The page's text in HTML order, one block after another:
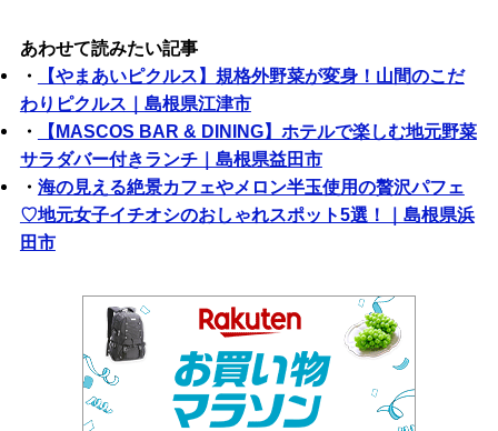
あわせて読みたい記事
・
【やまあいピクルス】規格外野菜が変身！山間のこだ
わりピクルス｜島根県江津市
・
【MASCOS BAR & DINING】ホテルで楽しむ地元野菜
サラダバー付きランチ｜島根県益田市
・ 海の見える絶景カフェやメロン半玉使用の贅沢パフェ
♡地元女子イチオシのおしゃれスポット5選！｜島根県浜
田市